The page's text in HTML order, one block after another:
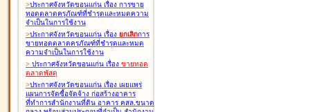
>ประกาศจังหวัดขอนแก่น เรื่อง การขาย
ทอดตลาดครุภัณฑ์ที่ชำรุดและหมดความ
จำเป็นในการใช้งาน
>ประกาศจังหวัดขอนแก่น เรื่อง ยกเลิกการ
ขายทอดตลาดครุภัณฑ์ที่ชำรุดและหมด
ความจำเป็นในการใช้งาน
> ประกาศจังหวัดขอนแก่น เรื่อง ขายทอด
ตลาดพัสดุ
>ประกาศจังหวัดขอนแก่น เรื่อง เผยแพร่
แผนการจัดซื้อจัดจ้าง ก่อสร้างอาคาร
ที่ทำการสำนักงานที่ดิน อาคาร คสล.ขนาด